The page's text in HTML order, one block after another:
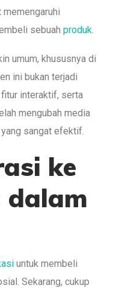
sebuahproduk.
umum, khususnya di
ini bukan terjadi
interaktif, serta
mengubah media
sangat efektif.
ke
dalam
untuk membeli
Sekarang, cukup